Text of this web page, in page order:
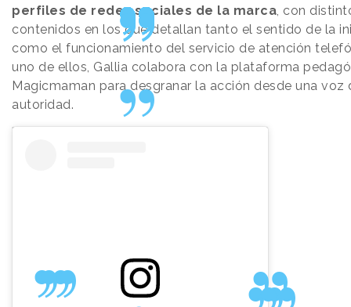
perfiles de redes sociales de la marca, con
contenidos en los que detallan tanto el sentido de la
como el funcionamiento del servicio de atención
uno de ellos, Gallia colabora con la plataforma
Magicmaman para desgranar la acción desde una voz
autoridad.